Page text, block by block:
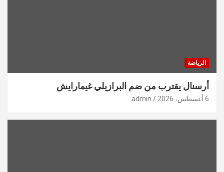
الرياضة
أرسنال يقترب من ضم البرازيلي غيمارايش
6 أغسطس، 2026 admin